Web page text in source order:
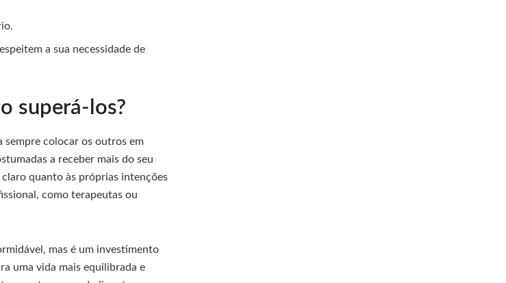
a sua necessidade de
superá-los?
sempre colocar os outros em
a receber mais do seu
quanto às próprias intenções
como terapeutas ou
mas é um investimento
uma vida mais equilibrada e